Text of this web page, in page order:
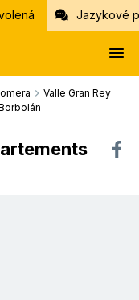
Jazykové
Valle Gran Rey